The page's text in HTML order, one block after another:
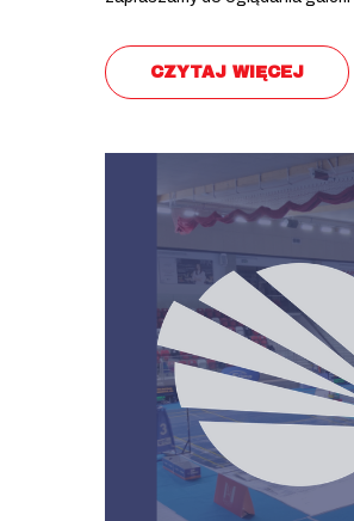
CZYTAJ WIĘCEJ